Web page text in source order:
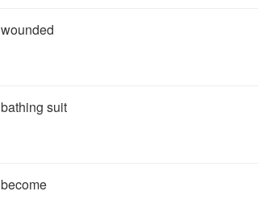
wounded
bathing suit
become